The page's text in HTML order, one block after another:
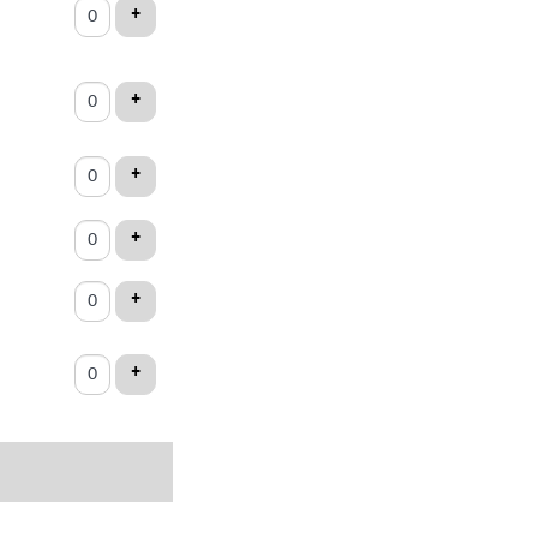
+ADD TICKET
+ADD TICKET
+ADD TICKET
+ADD TICKET
+ADD TICKET
+ADD TICKET